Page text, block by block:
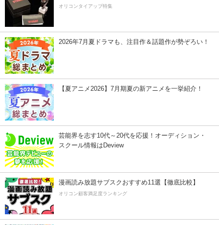
オリコンタイアップ特集
2026年7月夏ドラマも、注目作＆話題作が勢ぞろい！
【夏アニメ2026】7月期夏の新アニメを一挙紹介！
芸能界を志す10代～20代を応援！オーディション・
スクール情報はDeview
漫画読み放題サブスクおすすめ11選【徹底比較】
オリコン顧客満足度ランキング